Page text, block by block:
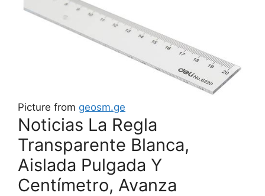
Picture from geosm.ge
Noticias La Regla
Transparente Blanca,
Aislada Pulgada Y
Centímetro, Avanza